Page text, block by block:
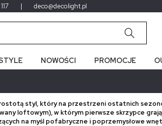
| deco@decolight.pl
NOWOŚCI PROMOCJE
styl, który na przestrzeni ostatnich
loftowym), w którym pierwsze skrzypce
na myśl pofabryczne i poprzemysłowe